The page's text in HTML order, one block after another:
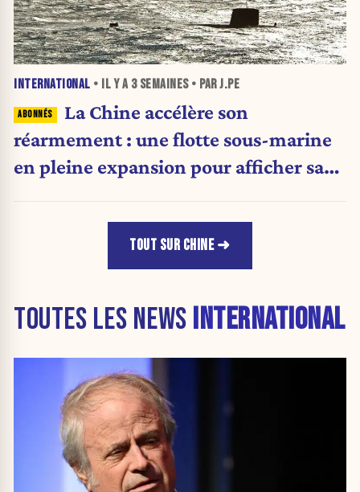
INTERNATIONAL • IL Y A 3 SEMAINES• PAR J.PE
La Chine accélère son
réarmement : une flotte sous-marine
en pleine expansion pour afficher sa
TOUT SUR CHINE
TOUTES LES NEWS INTERNATIONAL